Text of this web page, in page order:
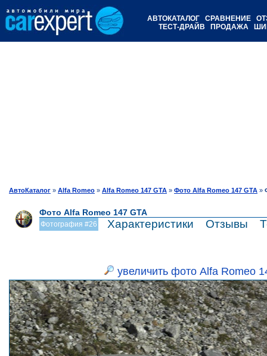
АВТОКАТАЛОГ СРАВНЕНИЕ
ТЕСТ-ДРАЙВ
ПРОДАЖА
АвтоКаталог » Alfa Romeo » Alfa Romeo 147 GTA » Фото Alfa Romeo 147 GTA »
Фото Alfa Romeo 147 GTA
Фотография #26 Характеристики Отзывы
увеличить фото Alfa Romeo